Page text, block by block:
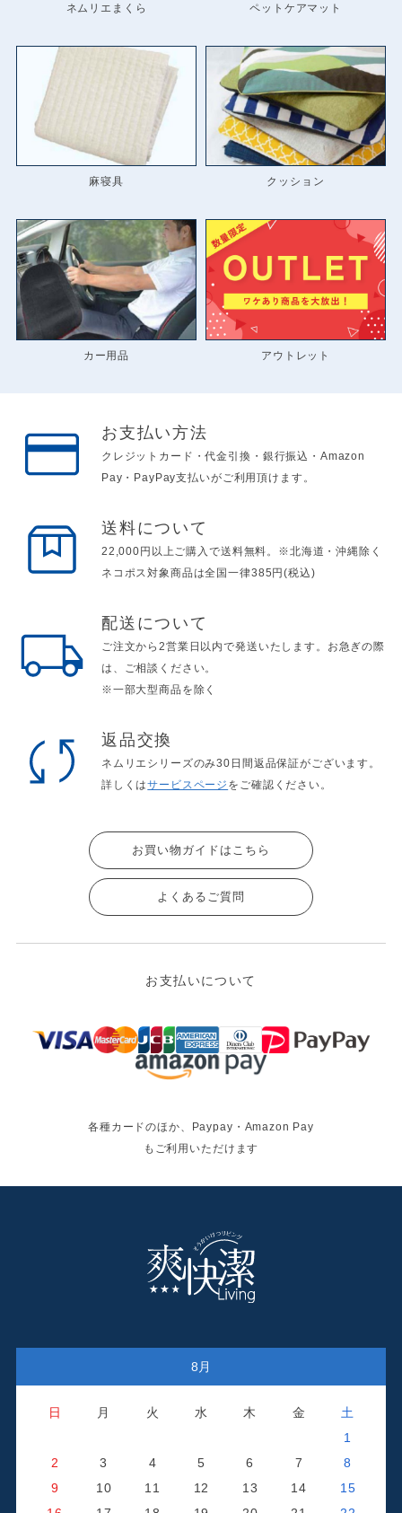
ネムリエまくら ペットケアマット
麻寝具 クッション
カー用品 アウトレット
お支払い方法
クレジットカード・代金引換・銀行振込・Amazon
Pay・PayPay支払いがご利用頂けます。
送料について
22,000円以上ご購入で送料無料。※北海道・沖縄除く
ネコポス対象商品は全国一律385円(税込)
配送について
ご注文から2営業日以内で発送いたします。お急ぎの際
は、ご相談ください。
※一部大型商品を除く
返品交換
ネムリエシリーズのみ30日間返品保証がございます。
詳しくはサービスページ をご確認ください。
お買い物ガイドはこちら
よくあるご質問
お支払いについて
各種カードのほか、Paypay・Amazon Pay
もご利用いただけます
8月
日 月 火 水 木 金
土
1
2
3 4 5 6 7
8
9
10 11 12 13 14
15